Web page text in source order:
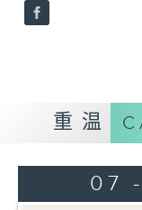
重温
07